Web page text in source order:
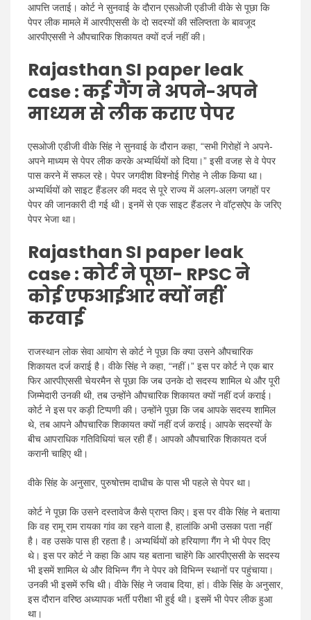
आपत्ति जताई। कोर्ट ने सुनवाई के दौरान एसओजी एडीजी वीके से पूछा कि
पेपर लीक मामले में आरपीएससी के दो सदस्यों की संलिप्तता के बावजूद
आरपीएससी ने औपचारिक शिकायत क्यों दर्ज नहीं की।
Rajasthan SI paper leak
case :कई गैंग ने अपने-अपने
माध्यम से लीक कराए पेपर
एसओजी एडीजी वीके सिंह ने सुनवाई के दौरान कहा, “सभी गिरोहों ने अपने-
अपने माध्यम से पेपर लीक करके अभ्यर्थियों को दिया।” इसी वजह से वे पेपर
पास करने में सफल रहे। पेपर जगदीश विश्नोई गिरोह ने लीक किया था।
अभ्यर्थियों को साइट हैंडलर की मदद से पूरे राज्य में अलग-अलग जगहों पर
पेपर की जानकारी दी गई थी। इनमें से एक साइट हैंडलर ने वॉट्सऐप के जरिए
पेपर भेजा था।
Rajasthan SI paper leak
case :कोर्ट ने पूछा- RPSC ने
कोई एफआईआर क्यों नहीं
करवाई
राजस्थान लोक सेवा आयोग से कोर्ट ने पूछा कि क्या उसने औपचारिक
शिकायत दर्ज कराई है। वीके सिंह ने कहा, “नहीं।” इस पर कोर्ट ने एक बार
फिर आरपीएससी चेयरमैन से पूछा कि जब उनके दो सदस्य शामिल थे और पूरी
जिम्मेदारी उनकी थी, तब उन्होंने औपचारिक शिकायत क्यों नहीं दर्ज कराई।
कोर्ट ने इस पर कड़ी टिप्पणी की। उन्होंने पूछा कि जब आपके सदस्य शामिल
थे, तब आपने औपचारिक शिकायत क्यों नहीं दर्ज कराई। आपके सदस्यों के
बीच आपराधिक गतिविधियां चल रही हैं। आपको औपचारिक शिकायत दर्ज
करानी चाहिए थी।
वीके सिंह के अनुसार, पुरुषोत्तम दाधीच के पास भी पहले से पेपर था।
कोर्ट ने पूछा कि उसने दस्तावेज कैसे प्राप्त किए। इस पर वीके सिंह ने बताया
कि वह रामू राम रायका गांव का रहने वाला है, हालांकि अभी उसका पता नहीं
है। वह उसके पास ही रहता है। अभ्यर्थियों को हरियाणा गैंग ने भी पेपर दिए
थे। इस पर कोर्ट ने कहा कि आप यह बताना चाहेंगे कि आरपीएससी के सदस्य
भी इसमें शामिल थे और विभिन्न गैंग ने पेपर को विभिन्न स्थानों पर पहुंचाया।
उनकी भी इसमें रुचि थी। वीके सिंह ने जवाब दिया, हां। वीके सिंह के अनुसार,
इस दौरान वरिष्ठ अध्यापक भर्ती परीक्षा भी हुई थी। इसमें भी पेपर लीक हुआ
था।